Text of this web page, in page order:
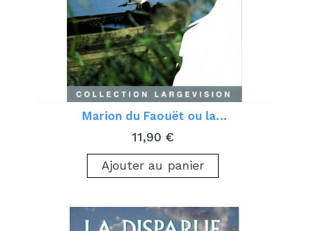
Marion du Faouët ou la...
Prix
11,90 €
Ajouter au panier